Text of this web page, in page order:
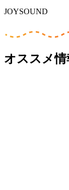
JOYSOUND
オススメ情